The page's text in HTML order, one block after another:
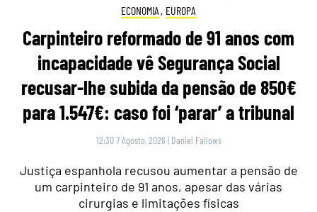
ECONOMIA , EUROPA
Carpinteiro reformado de 91 anos com
incapacidade vê Segurança Social
recusar-lhe subida da pensão de 850€
para 1.547€: caso foi ‘parar’ a tribunal
12:30 7 Agosto, 2026 | Daniel Fallows
Justiça espanhola recusou aumentar a pensão de
um carpinteiro de 91 anos, apesar das várias
cirurgias e limitações físicas